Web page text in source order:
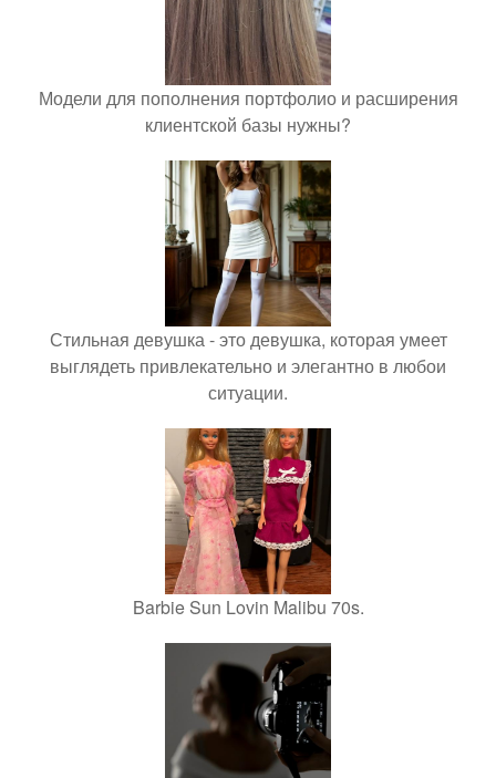
Модели для пополнения портфолио и расширения
клиентской базы нужны?
Стильная девушка - это девушка, которая умеет
выглядеть привлекательно и элегантно в любои
ситуации.
Barbie Sun Lovin Malibu 70s.